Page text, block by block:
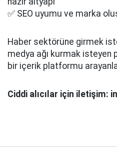
✅ SEO uyumu ve marka
Haber sektörüne girmek
medya ağı kurmak isteyen
bir içerik platformu
Ciddi alıcılar için iletişim: